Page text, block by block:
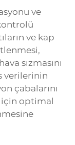
ve
ve kap
sızmasını
verilerinin
çabalarını
için optimal